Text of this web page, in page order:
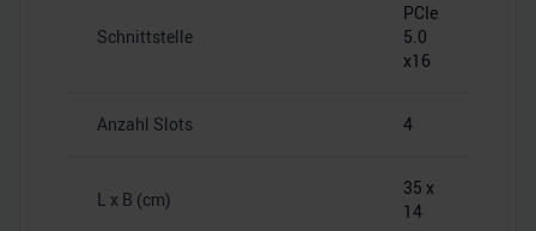
Schnittstelle
PCIe
5.0
x16
Anzahl Slots 4
L x B (cm)
35 x
14